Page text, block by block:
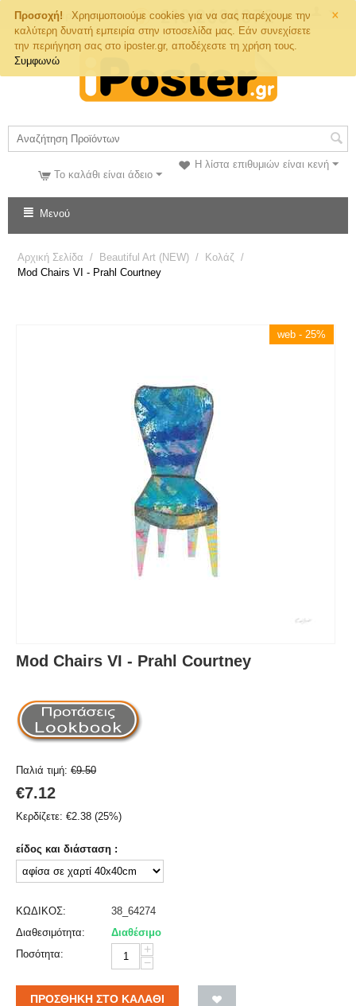
×
Προσοχή!
Χρησιμοποιούμε cookies για να σας παρέχουμε την
καλύτερη δυνατή εμπειρία στην ιστοσελίδα μας. Εάν συνεχίσετε
την περιήγηση σας στο iposter.gr, αποδέχεστε τη χρήση τους.
Συμφωνώ
Τηλ. Παραγγελιών
Η λίστα επιθυμιών είναι κενή
Το καλάθι είναι άδειο
Μενού
Αρχική Σελίδα / Beautiful Art (NEW) / Κολάζ /
Mod Chairs VI - Prahl Courtney
web - 25%
Mod Chairs VI - Prahl Courtney
Παλιά τιμή: €9.50
€7.12
Κερδίζετε: €2.38 (25%)
είδος και διάσταση :
ΚΩΔΙΚΟΣ:
38_64274
Διαθεσιμότητα:
Διαθέσιμο
Ποσότητα:
+
−
ΠΡΟΣΘΉΚΗ ΣΤΟ ΚΑΛΆΘΙ